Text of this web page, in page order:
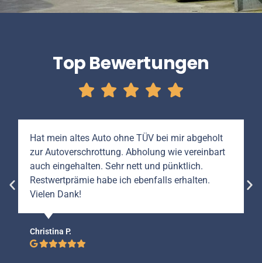
Top Bewertungen
Hat mein altes Auto ohne TÜV bei mir abgeholt
zur Autoverschrottung. Abholung wie vereinbart
auch eingehalten. Sehr nett und pünktlich.
Restwertprämie habe ich ebenfalls erhalten.
Vielen Dank!
Christina P.